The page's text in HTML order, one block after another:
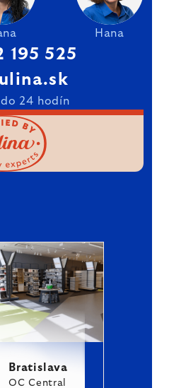
Hana
195 525
do 24 hodín
Bratislava
OC Central